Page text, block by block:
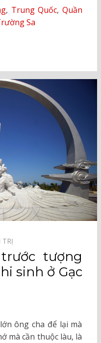
, Trung Quốc, Quần
Sa
tượng
sinh ở Gạc
ông cha để lại mà
mà cần thuộc làu, là